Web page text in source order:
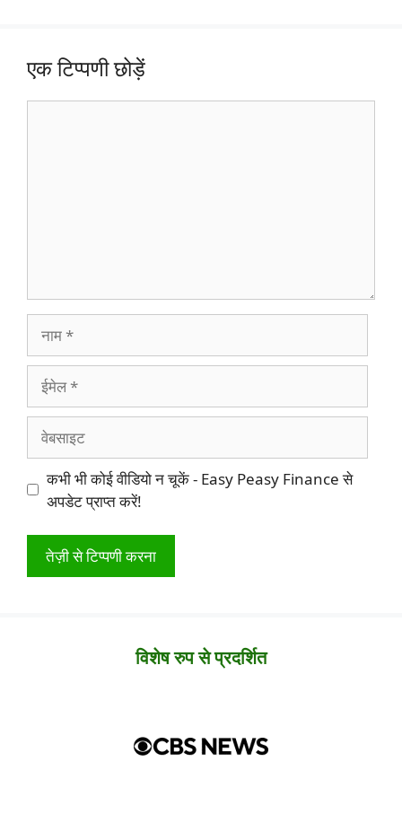
एक टिप्पणी छोड़ें
ईमेल
वेबसाइट
कभी भी कोई वीडियो न चूकें - Easy Peasy Finance से
अपडेट प्राप्त करें!
विशेष रुप से प्रदर्शित